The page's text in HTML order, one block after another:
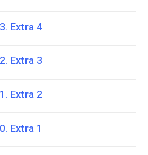
Extra 4
Extra 3
Extra 2
Extra 1